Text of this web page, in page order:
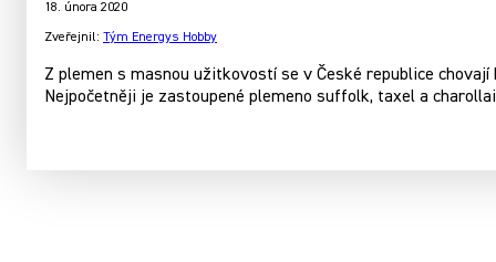
18. února 2020
Zveřejnil: Tým Energys Hobby
Z plemen s masnou užitkovostí se v České republice
Nejpočetněji je zastoupené plemeno suffolk, taxel a